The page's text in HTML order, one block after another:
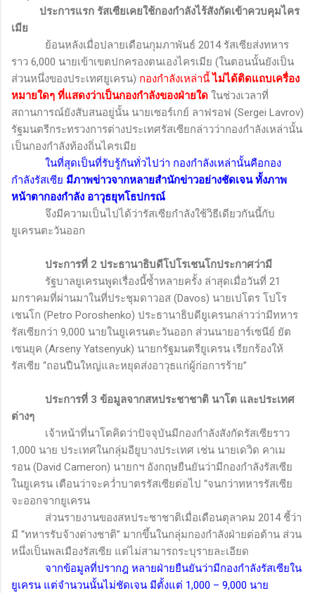
ประการแรก รัสเซียเคยใช้กองกำลังไร้สังกัดเข้าควบคุมไคร
เมีย
ย้อนหลังเมื่อปลายเดือนกุมภาพันธ์ 2014รัสเซียส่งทหาร
ราว 6,000 นายเข้าเขตปกครองตนเองไครเมีย (ในตอนนั้นยังเป็น
ส่วนหนึ่งของประเทศยูเครน) กองกำลังเหล่านี้ไม่ได้ติดแถบเครื่อง
หมายใดๆ ที่แสดงว่าเป็นกองกำลังของฝ่ายใด ในช่วงเวลาที่
สถานการณ์ยังสับสนอยู่นั้น นายเซอร์เกย์ ลาฟรอฟ (Sergei Lavrov)
รัฐมนตรีกระทรวงการต่างประเทศรัสเซียกล่าวว่ากองกำลังเหล่านั้น
เป็นกองกำลังท้องถิ่นไครเมีย
ในที่สุดเป็นที่รับรู้กันทั่วไปว่า กองกำลังเหล่านั้นคือกอง
กำลังรัสเซีย มีภาพข่าวจากหลายสำนักข่าวอย่างชัดเจน ทั้งภาพ
หน้าตากองกำลัง อาวุธยุทโธปกรณ์
จึงมีความเป็นไปได้ว่ารัสเซียกำลังใช้วิธีเดียวกันนี้กับ
ยูเครนตะวันออก
ประการที่ 2 ประธานาธิบดีโปโรเชนโกประกาศว่ามี
รัฐบาลยูเครนพูดเรื่องนี้ซ้ำหลายครั้ง ล่าสุดเมื่อวันที่ 21
มกราคมที่ผ่านมาในที่ประชุมดาวอส (Davos) นายเปโตร โปโร
เชนโก (Petro Poroshenko) ประธานาธิบดียูเครนกล่าวว่ามีทหาร
รัสเซียกว่า 9,000 นายในยูเครนตะวันออก ส่วนนายอาร์เซนีย์ ยัต
เซนยุค (Arseny Yatsenyuk) นายกรัฐมนตรียูเครน เรียกร้องให้
รัสเซีย “ถอนปืนใหญ่และหยุดส่งอาวุธแก่ผู้ก่อการร้าย”
ประการที่ 3 ข้อมูลจากสหประชาชาติ นาโต และประเทศ
ต่างๆ
เจ้าหน้าที่นาโตคิดว่าปัจจุบันมีกองกำลังสังกัดรัสเซียราว
1,000 นาย ประเทศในกลุ่มอียูบางประเทศ เช่น นายเดวิด คาเม
รอน (David Cameron) นายกฯ อังกฤษยืนยันว่ามีกองกำลังรัสเซีย
ในยูเครน เตือนว่าจะคว่ำบาตรรัสเซียต่อไป “จนกว่าทหารรัสเซีย
จะออกจากยูเครน
ส่วนรายงานของสหประชาชาติเมื่อเดือนตุลาคม 2014 ชี้ว่า
มี “ทหารรับจ้างต่างชาติ” มากขึ้นในกลุ่มกองกำลังฝ่ายต่อต้าน ส่วน
หนึ่งเป็นพลเมืองรัสเซีย แต่ไม่สามารถระบุรายละเอียด
จากข้อมูลที่ปรากฎ หลายฝ่ายยืนยันว่ามีกองกำลังรัสเซียใน
ยูเครน แต่จำนวนนั้นไม่ชัดเจน มีตั้งแต่ 1,000 – 9,000 นาย